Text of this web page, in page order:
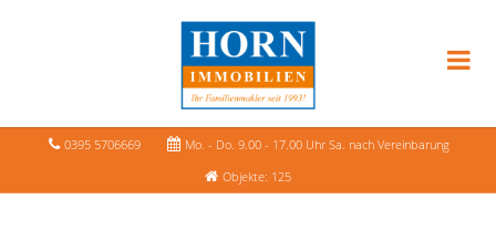
0395 5706669
Mo. - Do. 9.00 - 17.00 Uhr Sa. nach Vereinbarung
Objekte: 125